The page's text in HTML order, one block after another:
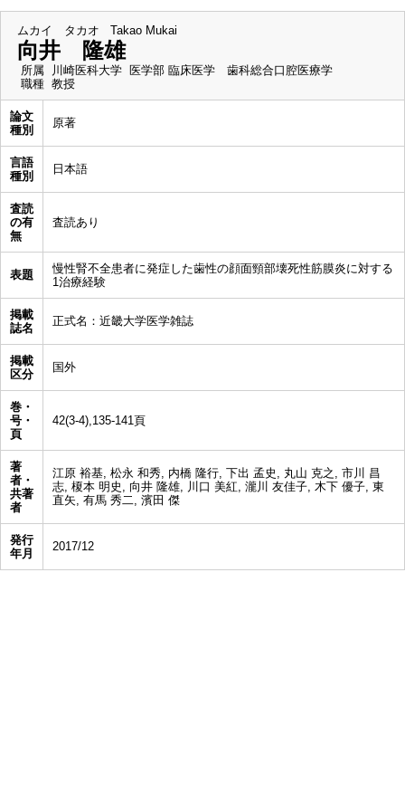
ムカイ タカオ Takao Mukai
向井 隆雄
所属
川崎医科大学 医学部 臨床医学 歯科総合口腔医療学
職種 教授
論文
種別
原著
言語
種別
日本語
査読
の有
無
査読あり
表題
慢性腎不全患者に発症した歯性の顔面頸部壊死性筋膜炎に対する
1治療経験
掲載
誌名
正式名：近畿大学医学雑誌
掲載
区分
国外
巻・
号・
頁
42(3-4),135-141頁
著
者・
共著
者
江原 裕基, 松永 和秀, 内橋 隆行, 下出 孟史, 丸山 克之, 市川 昌
志, 榎本 明史, 向井 隆雄, 川口 美紅, 瀧川 友佳子, 木下 優子, 東
直矢, 有馬 秀二, 濱田 傑
発行
年月
2017/12